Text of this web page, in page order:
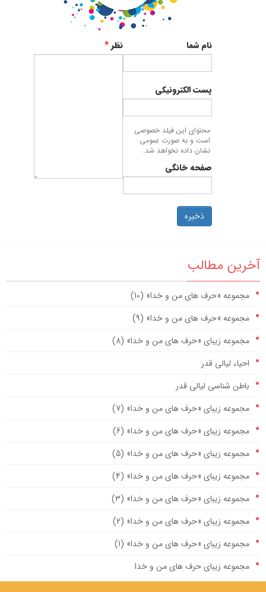
نام شما
پست الکترونیکی
محتوای این فیلد خصوصی
است و به صورت عمومی
نشان داده نخواهد شد.
صفحه خانگی
نظر*
ذخیره
آخرین مطالب
مجموعه «حرف های من و خدا» (10)
مجموعه «حرف های من و خدا» (9)
مجموعه زیبای «حرف های من و خدا» (8)
احیاء لیالی قدر
باطن شناسی لیالی قدر
مجموعه زیبای «حرف های من و خدا» (7)
مجموعه زیبای «حرف های من و خدا» (6)
مجموعه زیبای «حرف های من و خدا» (5)
مجموعه زیبای «حرف های من و خدا» (4)
مجموعه زیبای «حرف های من و خدا» (3)
مجموعه زیبای «حرف های من و خدا» (2)
مجموعه زیبای «حرف های من و خدا» (1)
مجموعه زیبای حرف های من و خدا
مهمترین صله ارحام، ایجاد رابطه با امام زمان علیه السلام است